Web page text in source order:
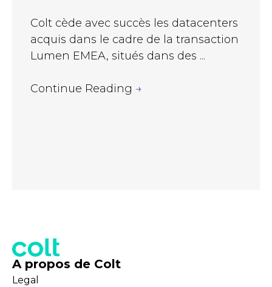
Colt cède avec succès les datacenters
acquis dans le cadre de la transaction
Lumen EMEA, situés dans des ...
Continue Reading →
A propos de Colt
Legal